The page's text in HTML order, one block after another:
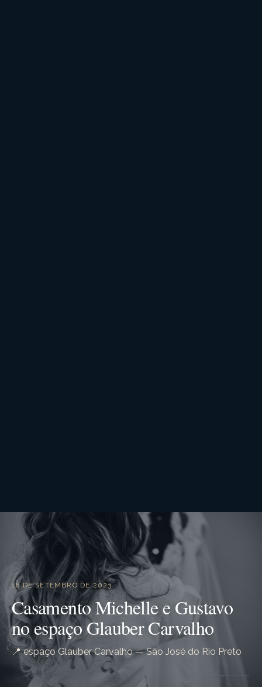
16 DE SETEMBRO DE 2023
Casamento Michelle e Gustavo
no espaço Glauber Carvalho
📍 espaço Glauber Carvalho — São José do Rio Preto